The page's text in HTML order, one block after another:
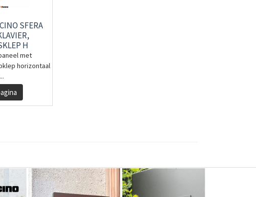
SFERA
H
met
horizontaal